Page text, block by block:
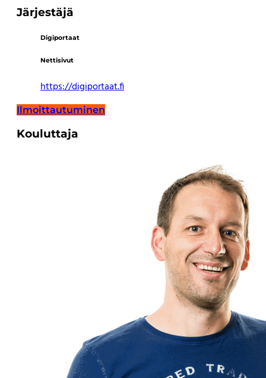
Järjestäjä
Digiportaat
Nettisivut
https://digiportaat.fi
Ilmoittautuminen
Kouluttaja